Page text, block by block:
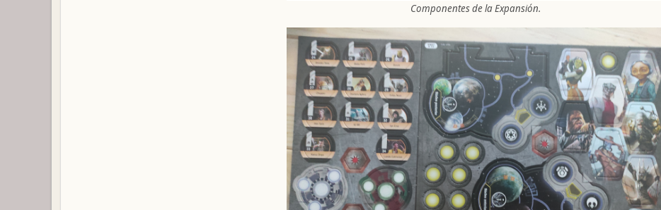
Componentes de la Expansión.